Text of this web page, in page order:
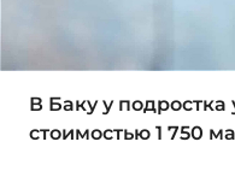
В Баку у
стоимостью 1 750